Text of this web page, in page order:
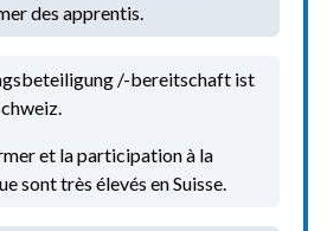
des apprentis.
/-bereitschaft ist
et la participation à la
sont très élevés en Suisse.